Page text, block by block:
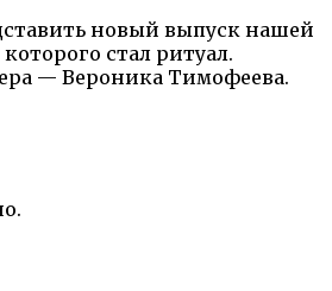
новый выпуск нашей
стал ритуал.
— Вероника Тимофеева.